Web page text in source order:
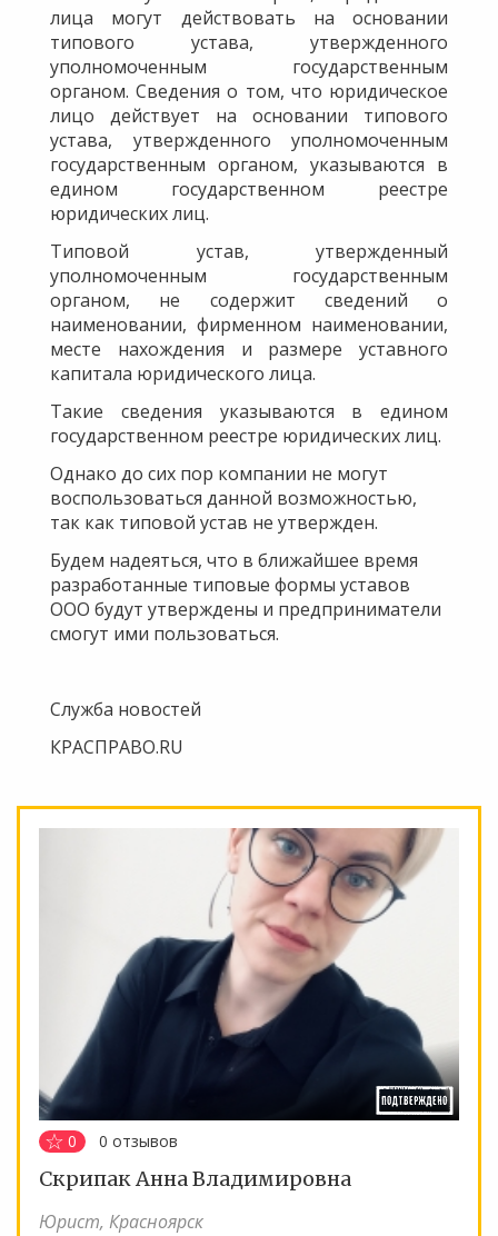
лица могут действовать на основании
типового устава, утвержденного
уполномоченным государственным
органом. Сведения о том, что юридическое
лицо действует на основании типового
устава, утвержденного уполномоченным
государственным органом, указываются в
едином государственном реестре
юридических лиц.
Типовой устав, утвержденный
уполномоченным государственным
органом, не содержит сведений о
наименовании, фирменном наименовании,
месте нахождения и размере уставного
капитала юридического лица.
Такие сведения указываются в едином
государственном реестре юридических лиц.
Однако до сих пор компании не могут
воспользоваться данной возможностью,
так как типовой устав не утвержден.
Будем надеяться, что в ближайшее время
разработанные типовые формы уставов
ООО будут утверждены и предприниматели
смогут ими пользоваться.
Служба новостей
КРАСПРАВО.RU
0 0 отзывов
Скрипак Анна Владимировна
Юрист, Красноярск